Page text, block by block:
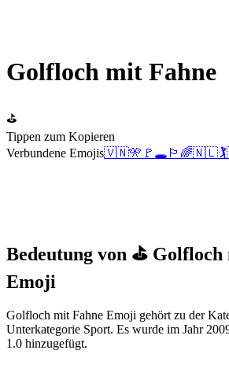
Golfloch mit Fahne
⛳
Tippen zum Kopieren
Verbundene Emojis🇻🇳🎌 🚩 🕳️ 🏳️‍🌈🇳🇱🏌️
Bedeutung von ⛳ Golfloch
Emoji
Golfloch mit Fahne Emoji gehört zu der
Unterkategorie Sport. Es wurde im Jahr
1.0 hinzugefügt.